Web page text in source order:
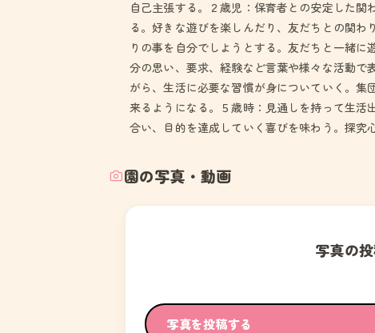
自己主張する。２歳児：保育者との安定した
る。好きな遊びを楽しんだり、友だちとの関
りの事を自分でしようとする。友だちと一緒
分の思い、要求、経験など言葉や様々な活動で
がら、生活に必要な習慣が身についていく。
来るようになる。５歳時：見通しを持って生
合い、目的を達成していく喜びを味わう。探究
園の写真・動画
写真の
写真を投稿する